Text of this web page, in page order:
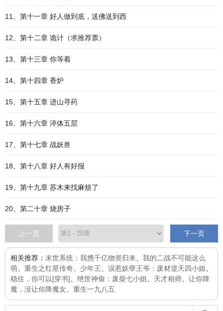
11、第十一章 好人做到底，送佛送到西
12、第十二章 诡计（求推荐票）
13、第十三章 你等着
14、第十四章 香炉
15、第十五章 进山寻药
16、第十六章 淬体五层
17、第十七章 战妖兽
18、第十八章 好人有好报
19、第十九章 苏木来找麻烦了
20、第二十章 烧房子
上一页 下一页
相关推荐： 末世系统：我携千亿物资归来
我的二战不可能这么
萌
重生之红星传奇 少年王 误惹妖孽王爷：废材逆天四小姐
稳住，你可以[穿书]
绝世神偷：废柴七小姐 天才相师
让你降
魔，没让你降魔女
重生一九八五